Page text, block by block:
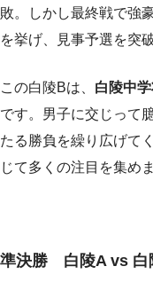
敗。しかし最終戦で強
を挙げ、見事予選を突
この白陵Bは、 白陵中
です。男子に交じって
たる勝負を繰り広げて
じて多くの注目を集め
準決勝 白陵A vs 白